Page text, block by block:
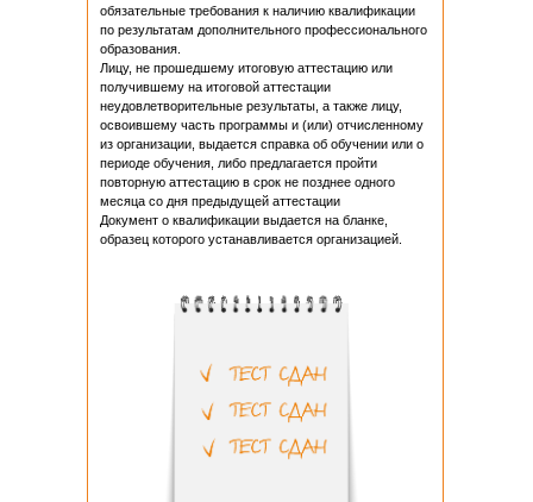
обязательные требования к наличию квалификации
по результатам дополнительного профессионального
образования.
Лицу, не прошедшему итоговую аттестацию или
получившему на итоговой аттестации
неудовлетворительные результаты, а также лицу,
освоившему часть программы и (или) отчисленному
из организации, выдается справка об обучении или о
периоде обучения, либо предлагается пройти
повторную аттестацию в срок не позднее одного
месяца со дня предыдущей аттестации
Документ о квалификации выдается на бланке,
образец которого устанавливается организацией.